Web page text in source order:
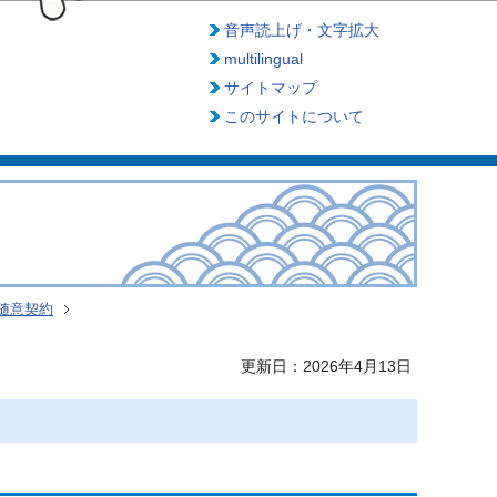
音声読上げ・文字拡大
multilingual
サイトマップ
このサイトについて
意契約
更新日：2026年4月13日